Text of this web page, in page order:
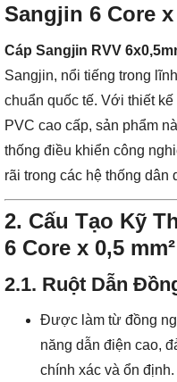
Sangjin 6 Core x
Cáp Sangjin RVV
Sangjin, nổi tiếng trong
chuẩn quốc tế. Với thiết
PVC cao cấp, sản phẩm
thống điều khiển công
rãi trong các hệ thống dân
2. Cấu Tạo Kỹ
6 Core x 0,5 mm²
2.1. Ruột Dẫn
Được làm từ đồng
năng dẫn điện cao,
chính xác và ổn định.